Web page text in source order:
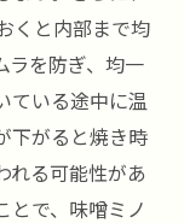
くと内部まで均
ラを防ぎ、均一
ている途中に温
下がると焼き時
れる可能性があ
とで、味噌ミノ